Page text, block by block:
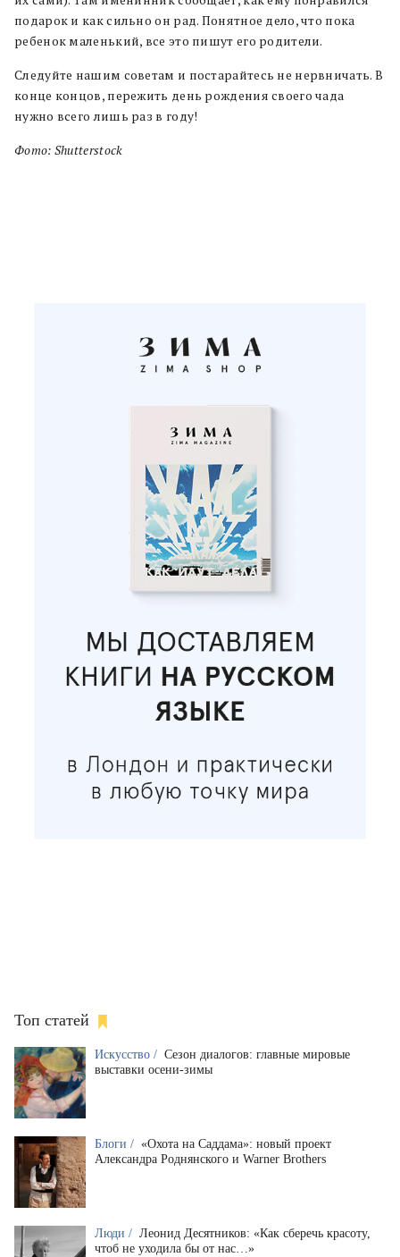
подарок и как сильно он рад. Понятное дело, что пока
ребенок маленький, все это пишут его родители.
Следуйте нашим советам и постарайтесь не нервничать. В
конце концов, пережить день рождения своего чада
нужно всего лишь раз в году!
Фото: Shutterstock
Топ статей
Искусство / Сезон диалогов: главные мировые
выставки осени-зимы
Блоги / «Охота на Саддама»: новый проект
Александра Роднянского и Warner Brothers
Люди / Леонид Десятников: «Как сберечь красоту,
чтоб не уходила бы от нас…»